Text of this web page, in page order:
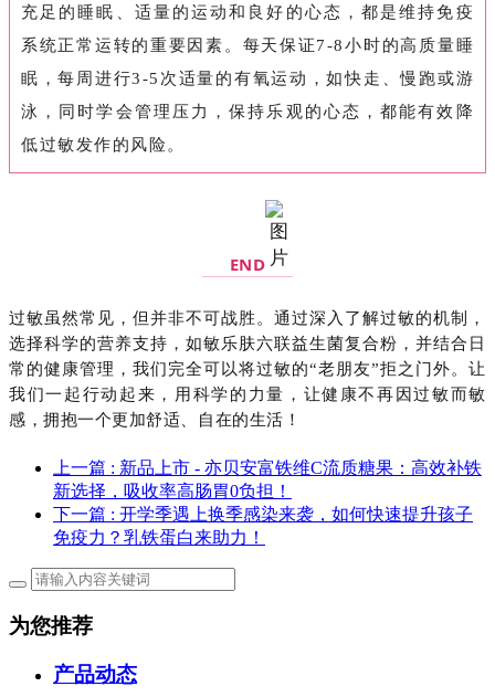
充足的睡眠、适量的运动和良好的心态，都是维持免疫
系统正常运转的重要因素。每天保证7-8小时的高质量睡
眠，每周进行3-5次适量的有氧运动，如快走、慢跑或游
泳，同时学会管理压力，保持乐观的心态，都能有效降
低过敏发作的风险。
END
过敏虽然常见，但并非不可战胜。通过深入了解过敏的机制，
选择科学的营养支持，如敏乐肤六联益生菌复合粉，并结合日
常的健康管理，我们完全可以将过敏的“老朋友”拒之门外。让
我们一起行动起来，用科学的力量，让健康不再因过敏而敏
感，拥抱一个更加舒适、自在的生活！
上一篇 : 新品上市 - 亦贝安富铁维C流质糖果：高效补铁
新选择，吸收率高肠胃0负担！
下一篇 : 开学季遇上换季感染来袭，如何快速提升孩子
免疫力？乳铁蛋白来助力！
为您推荐
产品动态